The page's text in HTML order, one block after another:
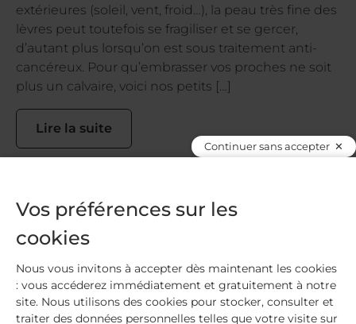
extérieures (soleil, vent, froid…), la peau très fine des
lèvres peut toutefois se fragiliser et se gercer,
d’autant plus lorsqu’on est sous traitement anti-
cancéreux. Pour qu’embrasser vos proches ne soit
plus un calvaire, voici nos petits […]
Lire la suite
Continuer sans accepter
Vos préférences sur les
cookies
Nous vous invitons à accepter dès maintenant les cookies
: vous accéderez immédiatement et gratuitement à notre
site. Nous utilisons des cookies pour stocker, consulter et
traiter des données personnelles telles que votre visite sur